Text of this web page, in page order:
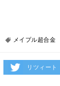
メイプル超合金
リツィート